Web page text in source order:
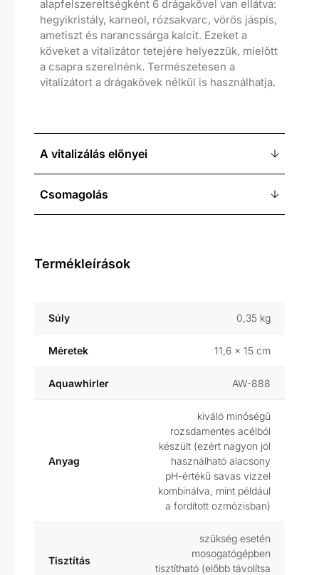
alapfelszereltségként 6 drágakővel van ellátva:
hegyikristály, karneol, rózsakvarc, vörös jáspis,
ametiszt és narancssárga kalcit. Ezeket a
köveket a vitalizátor tetejére helyezzük, mielőtt
a csapra szerelnénk. Természetesen a
vitalizátort a drágakövek nélkül is használhatja.
A vitalizálás előnyei
Csomagolás
Termékleírások
Súly 0,35 kg
Méretek 11,6 × 15 cm
Aquawhirler AW-888
Anyag
kiváló minőségű
rozsdamentes acélból
készült (ezért nagyon jól
használható alacsony
pH-értékű savas vízzel
kombinálva, mint például
a fordított ozmózisban)
Tisztítás
szükség esetén
mosogatógépben
tisztítható (előbb távolítsa